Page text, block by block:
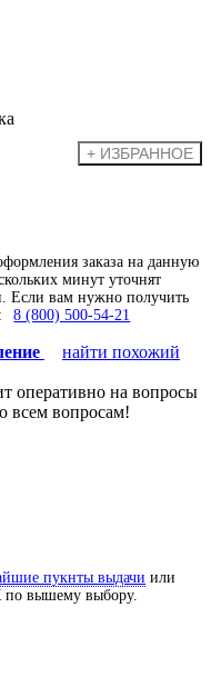
заказа на данную
минут уточнят
Если вам нужно получить
8 (800) 500-54-21
найти похожий
оперативно на вопросы
всем вопросам!
пукнты выдачи или
по вышему выбору.